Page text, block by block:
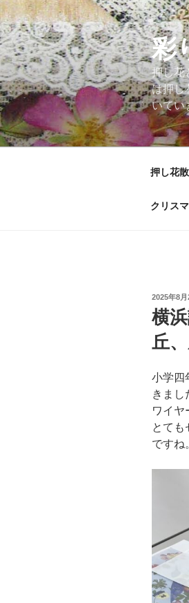
コ
ン
テ
ン
ツ
へ
ス
キ
ッ
彩
押し花
は押し
いてい
押し花
クリス
投
稿
日:
2025年8月
横
丘
小学四
きまし
ワイヤ
とても
ですね